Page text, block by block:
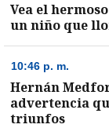
Vea el
un niño que
10:46 p. m.
Hernán
advertencia
triunfos